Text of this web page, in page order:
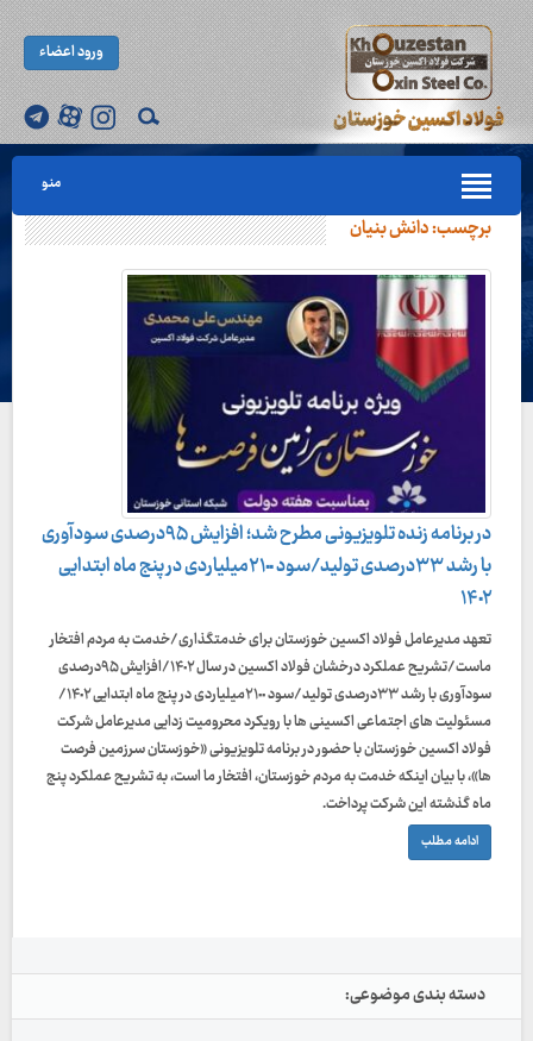
ورود اعضاء
منو
برچسب:دانش بنیان
در برنامه زنده تلویزیونی مطرح شد؛ افزایش ۹۵درصدی سودآوری
با رشد ۳۳درصدی تولید/سود ۲۱٠٠میلیاردی در پنج ماه ابتدایی
۱۴٠۲
تعهد مدیرعامل فولاد اکسین خوزستان برای خدمتگذاری/خدمت به مردم افتخار
ماست/تشریح عملکرد درخشان فولاد اکسین در سال ۱۴٠۲/افزایش ۹۵درصدی
سودآوری با رشد ۳۳درصدی تولید/سود ۲۱٠٠میلیاردی در پنج ماه ابتدایی ۱۴٠۲/
مسئولیت های اجتماعی اکسینی ها با رویکرد محرومیت زدایی مدیرعامل شرکت
فولاد اکسین خوزستان با حضور در برنامه تلویزیونی «خوزستان سرزمین فرصت
ها»، با بیان اینکه خدمت به مردم خوزستان، افتخار ما است، به تشریح عملکرد پنج
ماه گذشته این شرکت پرداخت.
ادامه مطلب
دسته بندی موضوعی: